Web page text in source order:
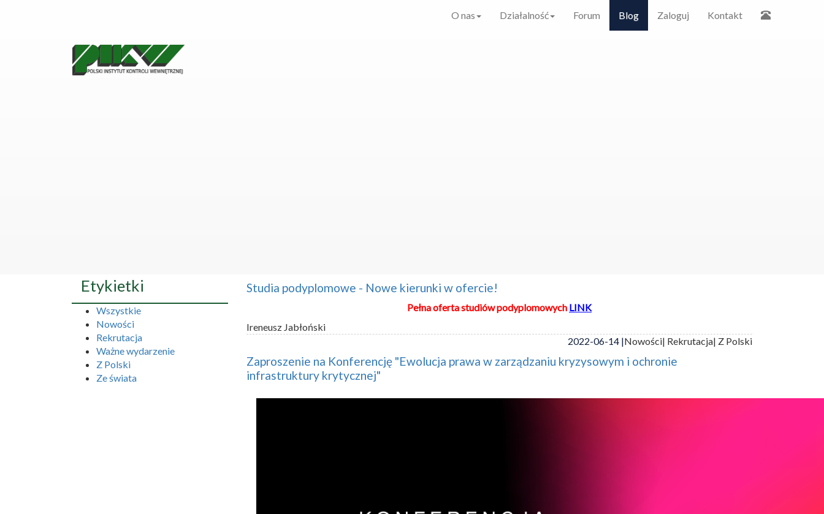
O nas Działalność Forum Blog Zaloguj Kontakt
Studia podyplomowe - Nowe kierunki w ofercie!
Pełna oferta studiów podyplomowych LINK
Ireneusz Jabłoński
2022-06-14 |Nowości| Rekrutacja| Z Polski
Zaproszenie na Konferencję "Ewolucja prawa w zarządzaniu kryzysowym i ochronie
infrastruktury krytycznej"
Etykietki
Wszystkie
Nowości
Rekrutacja
Ważne wydarzenie
Z Polski
Ze świata